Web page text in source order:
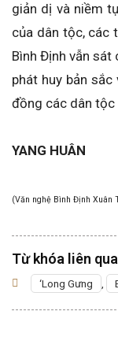
giản dị và niềm
của dân tộc, các
Bình Định vẫn sát
phát huy bản
đồng các dân tộc
YANG HUÂN
(Văn nghệ Bình Định Xuân
Từ khóa liên
‘Long Gưng